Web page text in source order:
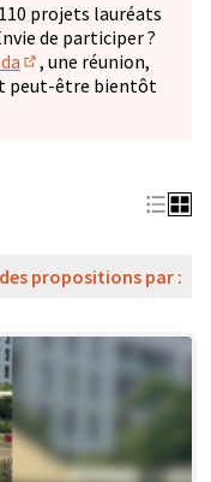
projets lauréats
de participer ?
(S'ouvre dans un
, une réunion,
peut-être bientôt
propositions par :